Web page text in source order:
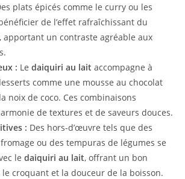
plats épicés comme le curry ou les
de l’effet rafraîchissant du
, apportant un contraste agréable aux
: Le daiquiri au lait accompagne à
comme une mousse au chocolat
noix de coco. Ces combinaisons
de textures et de saveurs douces.
: Des hors-d’œuvre tels que des
ou des tempuras de légumes se
le daiquiri au lait, offrant un bon
croquant et la douceur de la boisson.